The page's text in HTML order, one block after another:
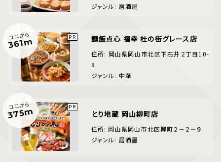
ジャンル: 居酒屋
ココから
361m 麺飯点心 福幸 杜の街グレース店
住所: 岡山県岡山市北区下石井２丁目10-
8
ジャンル: 中華
ココから
375m とり地蔵 岡山柳町店
住所: 岡山県岡山市北区柳町２－２－９
ジャンル: 居酒屋